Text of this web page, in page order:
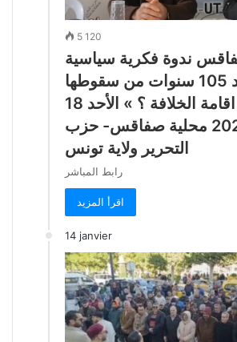
5 120
ندوة فكرية سياسية
بعنوان: » بعد 105 سنوات من سقوطها
هل آن اوان اقامة الخلافة ؟ » الأحد 18
جانفي 2026 محلية صفاقس- حزب
التحرير ولاية تونس
رابط المباشر
اقرأ المزيد
14 janvier